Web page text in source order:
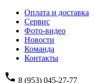
Оплата и доставка
Сервис
Фото-видео
Новости
Команда
Контакты
phone 8 (953) 045-27-77